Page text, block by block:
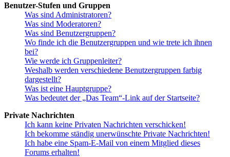
Benutzer-Stufen und Gruppen
Was sind Administratoren?
Was sind Moderatoren?
Was sind Benutzergruppen?
Wo finde ich die Benutzergruppen und wie trete ich ihnen
bei?
Wie werde ich Gruppenleiter?
Weshalb werden verschiedene Benutzergruppen farbig
dargestellt?
Was ist eine Hauptgruppe?
Was bedeutet der „Das Team“-Link auf der Startseite?
Private Nachrichten
Ich kann keine Privaten Nachrichten verschicken!
Ich bekomme ständig unerwünschte Private Nachrichten!
Ich habe eine Spam-E-Mail von einem Mitglied dieses
Forums erhalten!